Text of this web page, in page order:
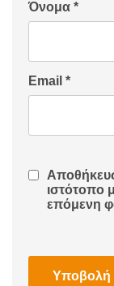
Όνομα *
Email *
ιστότοπο
επόμενη